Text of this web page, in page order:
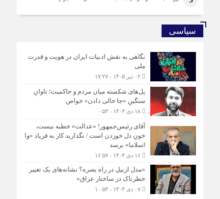
سیاسی
نگاهی به نقش ادبیات ایران در هویت و قدرت
ملی
۰۲ تیر ۱۴۰۵ - ۱۷:۲۷
پل‌های شکسته میان مردم و حاکمیت؛ تاوانِ
سنگینِ «جا خالی دادن» خواص
۱۸ دی ۱۴۰۴ - ۰:۵۳
آقای رئیس‌جمهور! «عدالت» خطبه نیست،
خونِ دل خوردن است / نگذارید کار به فریاد «وا
اسلاما» برسد
۱۶ دی ۱۴۰۴ - ۱۶:۵۷
«مدل اربیل در راه بصره؟ نشانه‌های یک تغییر
خطرناک در ساختار عراق»
۰۷ دی ۱۴۰۴ - ۱۰:۵۴